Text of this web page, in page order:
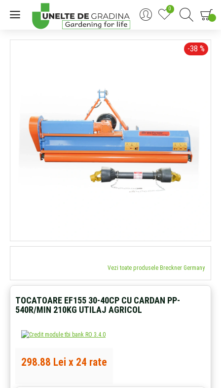
0
-38 %
Vezi toate produsele Breckner Germany
TOCATOARE EF155 30-40CP CU CARDAN PP-
540R/MIN 210KG UTILAJ AGRICOL
298.88 Lei x 24 rate